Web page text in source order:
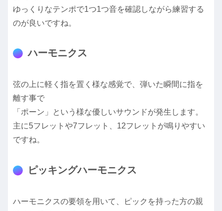
ゆっくりなテンポで1つ1つ音を確認しながら練習する
のが良いですね。
ハーモニクス
弦の上に軽く指を置く様な感覚で、弾いた瞬間に指を
離す事で
「ポーン」という様な優しいサウンドが発生します。
主に5フレットや7フレット、12フレットが鳴りやすい
ですね。
ピッキングハーモニクス
ハーモニクスの要領を用いて、ピックを持った方の親